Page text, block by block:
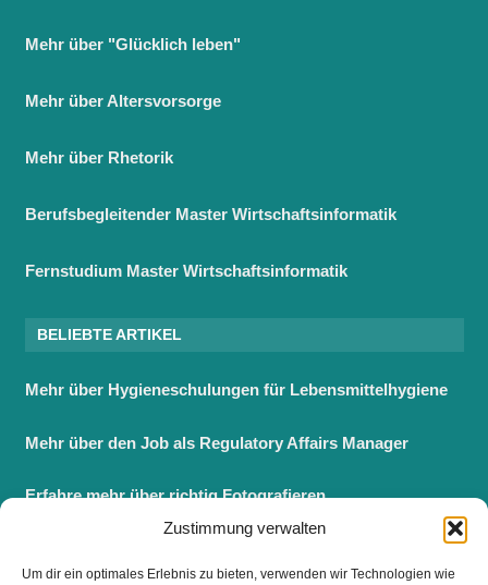
Zustimmung verwalten
Um dir ein optimales Erlebnis zu bieten, verwenden wir Technologien wie
Mehr über "Glücklich leben"
Mehr über Altersvorsorge
Mehr über Rhetorik
Berufsbegleitender Master Wirtschaftsinformatik
Fernstudium Master Wirtschaftsinformatik
BELIEBTE ARTIKEL
Mehr über Hygieneschulungen für Lebensmittelhygiene
Mehr über den Job als Regulatory Affairs Manager
Erfahre mehr über richtig Fotografieren